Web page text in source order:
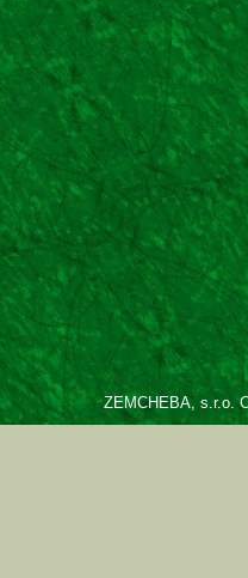
ZEMCHEBA, s.r.o.